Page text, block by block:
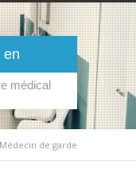
en
médical